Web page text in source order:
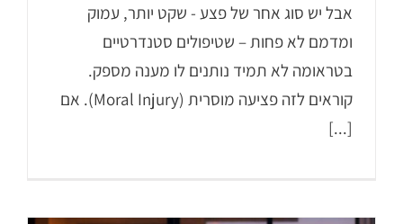
אבל יש סוג אחר של פצע - שקט יותר, עמוק
ומדמם לא פחות – שטיפולים סטנדרטיים
בטראומה לא תמיד נותנים לו מענה מספק.
קוראים לזה פציעה מוסרית (Moral Injury). אם
[...]